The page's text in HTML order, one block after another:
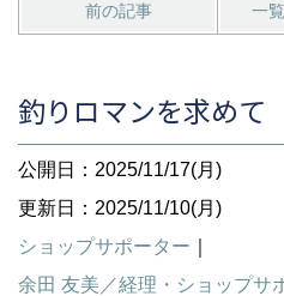
前の記事 一覧
釣りロマンを求めて
公開日：2025/11/17(月)
更新日：2025/11/10(月)
ショップサポーター
余田 友美／経理・ショップサ